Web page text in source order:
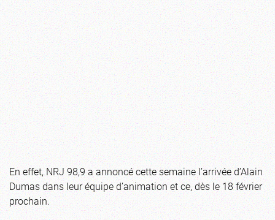
En effet, NRJ 98,9 a annoncé cette semaine l’arrivée d’Alain
Dumas dans leur équipe d’animation et ce, dès le 18 février
prochain.